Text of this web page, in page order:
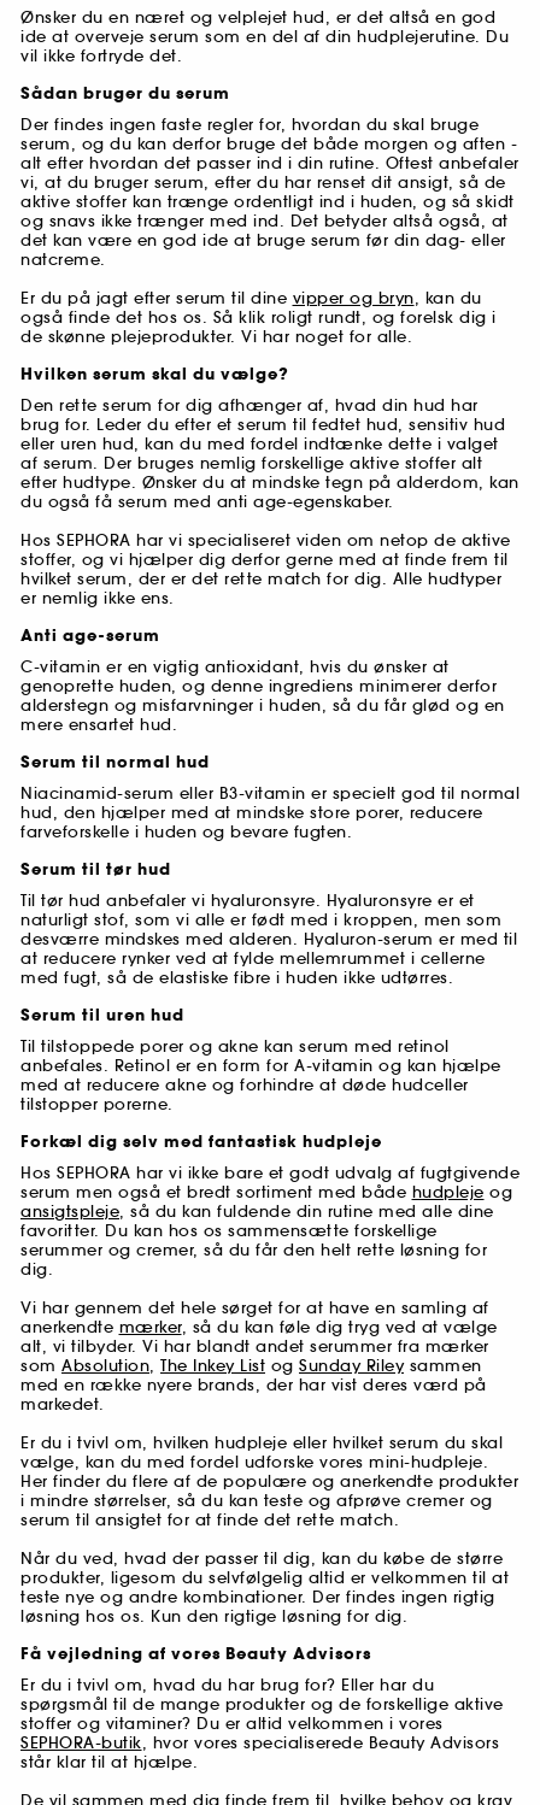
Ønsker du en næret og velplejet hud, er det altså en god
ide at overveje serum som en del af din hudplejerutine. Du
vil ikke fortryde det.
Sådan bruger du serum
Der findes ingen faste regler for, hvordan du skal bruge
serum, og du kan derfor bruge det både morgen og aften -
alt efter hvordan det passer ind i din rutine. Oftest anbefaler
vi, at du bruger serum, efter du har renset dit ansigt, så de
aktive stoffer kan trænge ordentligt ind i huden, og så skidt
og snavs ikke trænger med ind. Det betyder altså også, at
det kan være en god ide at bruge serum før din dag- eller
natcreme.
Er du på jagt efter serum til dine vipper og bryn, kan du
også finde det hos os. Så klik roligt rundt, og forelsk dig i
de skønne plejeprodukter. Vi har noget for alle.
Hvilken serum skal du vælge?
Den rette serum for dig afhænger af, hvad din hud har
brug for. Leder du efter et serum til fedtet hud, sensitiv hud
eller uren hud, kan du med fordel indtænke dette i valget
af serum. Der bruges nemlig forskellige aktive stoffer alt
efter hudtype. Ønsker du at mindske tegn på alderdom, kan
du også få serum med anti age-egenskaber.
Hos SEPHORA har vi specialiseret viden om netop de aktive
stoffer, og vi hjælper dig derfor gerne med at finde frem til
hvilket serum, der er det rette match for dig. Alle hudtyper
er nemlig ikke ens.
Anti age-serum
C-vitamin er en vigtig antioxidant, hvis du ønsker at
genoprette huden, og denne ingrediens minimerer derfor
alderstegn og misfarvninger i huden, så du får glød og en
mere ensartet hud.
Serum til normal hud
Niacinamid-serum eller B3-vitamin er specielt god til normal
hud, den hjælper med at mindske store porer, reducere
farveforskelle i huden og bevare fugten.
Serum til tør hud
Til tør hud anbefaler vi hyaluronsyre. Hyaluronsyre er et
naturligt stof, som vi alle er født med i kroppen, men som
desværre mindskes med alderen. Hyaluron-serum er med til
at reducere rynker ved at fylde mellemrummet i cellerne
med fugt, så de elastiske fibre i huden ikke udtørres.
Serum til uren hud
Til tilstoppede porer og akne kan serum med retinol
anbefales. Retinol er en form for A-vitamin og kan hjælpe
med at reducere akne og forhindre at døde hudceller
tilstopper porerne.
Forkæl dig selv med fantastisk hudpleje
Hos SEPHORA har vi ikke bare et godt udvalg af fugtgivende
serum men også et bredt sortiment med både hudpleje og
ansigtspleje, så du kan fuldende din rutine med alle dine
favoritter. Du kan hos os sammensætte forskellige
serummer og cremer, så du får den helt rette løsning for
dig.
Vi har gennem det hele sørget for at have en samling af
anerkendte mærker, så du kan føle dig tryg ved at vælge
alt, vi tilbyder. Vi har blandt andet serummer fra mærker
som Absolution, The Inkey List og Sunday Rileysammen
med en række nyere brands, der har vist deres værd på
markedet.
Er du i tvivl om, hvilken hudpleje eller hvilket serum du skal
vælge, kan du med fordel udforske vores mini-hudpleje.
Her finder du flere af de populære og anerkendte produkter
i mindre størrelser, så du kan teste og afprøve cremer og
serum til ansigtet for at finde det rette match.
Når du ved, hvad der passer til dig, kan du købe de større
produkter, ligesom du selvfølgelig altid er velkommen til at
teste nye og andre kombinationer. Der findes ingen rigtig
løsning hos os. Kun den rigtige løsning for dig.
Få vejledning af vores Beauty Advisors
Er du i tvivl om, hvad du har brug for? Eller har du
spørgsmål til de mange produkter og de forskellige aktive
stoffer og vitaminer? Du er altid velkommen i vores
SEPHORA-butik, hvor vores specialiserede Beauty Advisors
står klar til at hjælpe.
De vil sammen med dig finde frem til, hvilke behov og krav